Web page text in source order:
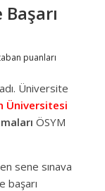
puanları
Üniversite
Üniversitesi
ÖSYM
sene sınava
başarı